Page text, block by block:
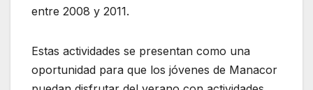
entre 2008 y 2011.
Estas actividades se presentan como una
oportunidad para que los jóvenes de Manacor